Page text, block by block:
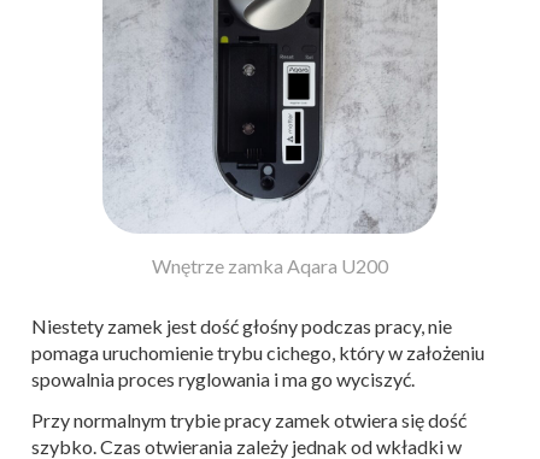
Wnętrze zamka Aqara U200
Niestety zamek jest dość głośny podczas pracy, nie
pomaga uruchomienie trybu cichego, który w założeniu
spowalnia proces ryglowania i ma go wyciszyć.
Przy normalnym trybie pracy zamek otwiera się dość
szybko. Czas otwierania zależy jednak od wkładki w